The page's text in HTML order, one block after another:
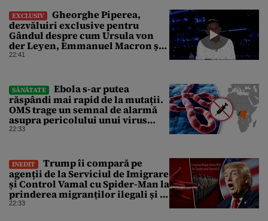
EXCLUSIV
Gheorghe Piperea,
dezvăluiri exclusive pentru
Gândul despre cum Ursula von
der Leyen, Emmanuel Macron și
Zelenski plănuiesc pe Signal să îl
22:41
SĂNĂTATE
Ebola s-ar putea
răspândi mai rapid de la mutații.
OMS trage un semnal de alarmă
asupra pericolului unui virus
pentru care nu există vaccin
22:33
INEDIT
Trump îi compară pe
agenții de la Serviciul de Imigrare
și Control Vamal cu Spider-Man la
prinderea migranților ilegali și a
infractorilor
22:33